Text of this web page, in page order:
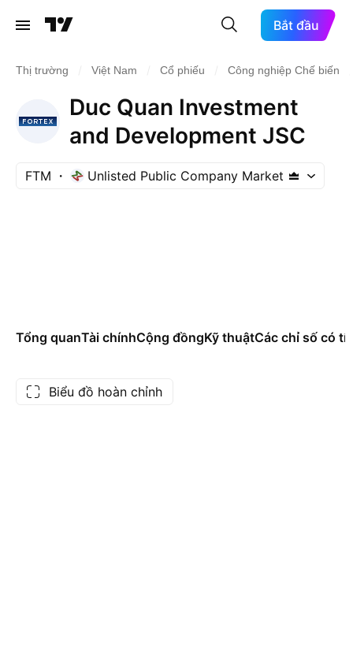
Bắt đầu
Thị trường Việt Nam Cổ phiếu Công nghiệp Chế biến
Duc Quan Investment
and Development JSC
FTM Unlisted Public Company Market
Tổng quanTài chínhCộng đồngKỹ thuậtCác chỉ số có
Biểu đồ hoàn chỉnh